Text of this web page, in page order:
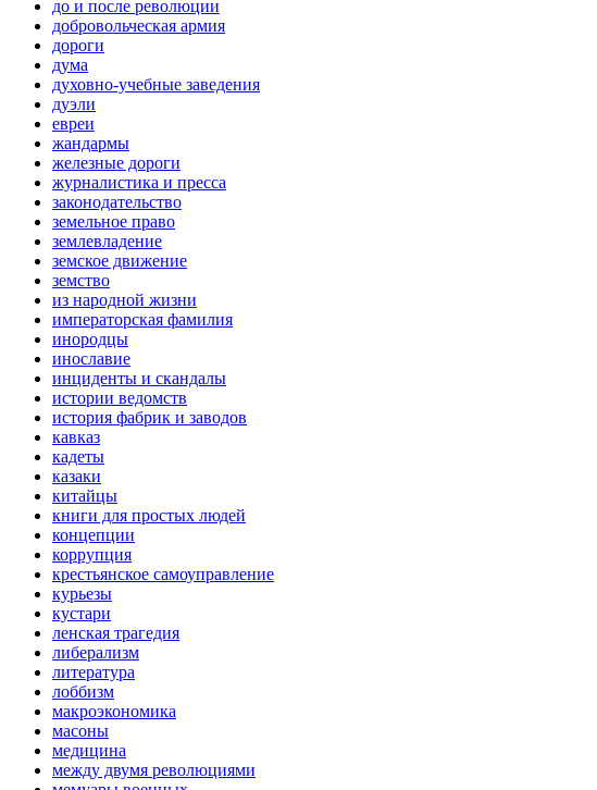
до и после революции
добровольческая армия
дороги
дума
духовно-учебные заведения
дуэли
евреи
жандармы
железные дороги
журналистика и пресса
законодательство
земельное право
землевладение
земское движение
земство
из народной жизни
императорская фамилия
инородцы
инославие
инциденты и скандалы
истории ведомств
история фабрик и заводов
кавказ
кадеты
казаки
китайцы
книги для простых людей
концепции
коррупция
крестьянское самоуправление
курьезы
кустари
ленская трагедия
либерализм
литература
лоббизм
макроэкономика
масоны
медицина
между двумя революциями